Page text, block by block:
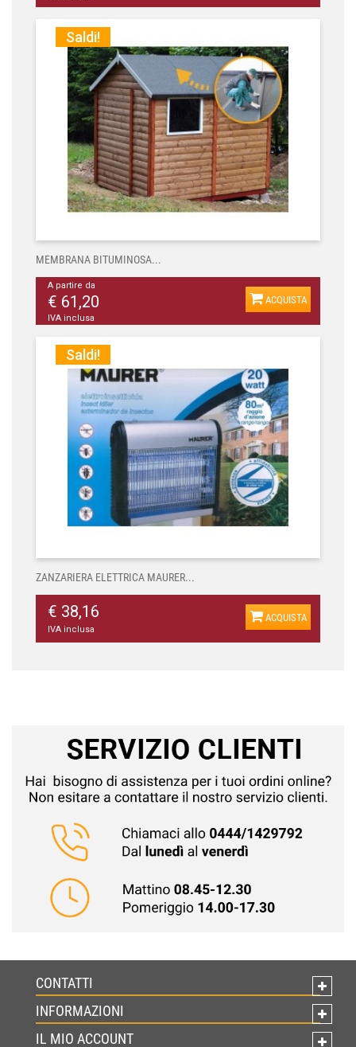
Saldi!
MEMBRANA BITUMINOSA...
A partire da
€ 61,20
IVA inclusa
ACQUISTA
Saldi!
ZANZARIERA ELETTRICA MAURER...
€ 38,16
IVA inclusa
ACQUISTA
CONTATTI
INFORMAZIONI
IL MIO ACCOUNT